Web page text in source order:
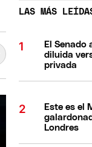
LAS MÁS
El Senado
diluida
privada
Este es el
Londres